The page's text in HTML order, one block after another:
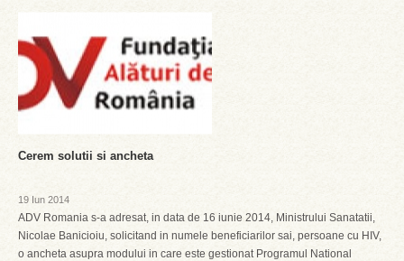
Cerem solutii si ancheta
19 Iun 2014
ADV Romania s-a adresat, in data de 16 iunie 2014, Ministrului Sanatatii,
Nicolae Banicioiu, solicitand in numele beneficiarilor sai, persoane cu HIV,
o ancheta asupra modului in care este gestionat Programul National